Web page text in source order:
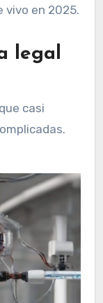
vivo en 2025.
legal
casi